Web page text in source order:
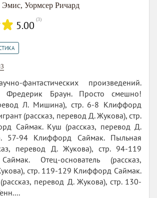
Эмис, Уормсер Ричард
5.00 (3)
фантастических произведений.
Фредерик Браун. Просто смешно!
Л. Мишина), стр. 6-8 Клиффорд
(рассказ, перевод Д. Жукова), стр.
Саймак. Куш (рассказ, перевод Д.
57-94 Клиффорд Саймак. Пыльная
перевод Д. Жукова), стр. 94-119
Отец-основатель (рассказ,
стр. 119-129 Клиффорд Саймак.
перевод Д. Жукова), стр. 130-